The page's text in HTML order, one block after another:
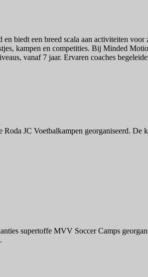
biedt een breed scala aan activiteiten
kampen en competities. Bij Minded
vanaf 7 jaar. Ervaren coaches
JC Voetbalkampen georganiseerd.
supertoffe MVV Soccer Camps